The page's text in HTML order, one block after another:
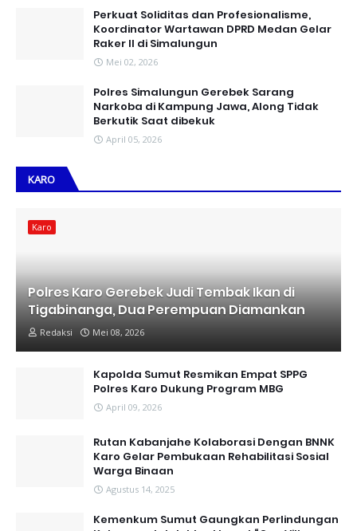
Perkuat Soliditas dan Profesionalisme,
Koordinator Wartawan DPRD Medan Gelar
Raker II di Simalungun
Mei 02, 2026
Polres Simalungun Gerebek Sarang
Narkoba di Kampung Jawa, Along Tidak
Berkutik Saat dibekuk
April 05, 2026
KARO
Karo
Polres Karo Gerebek Judi Tembak Ikan di
Tigabinanga, Dua Perempuan Diamankan
Redaksi Mei 08, 2026
Kapolda Sumut Resmikan Empat SPPG
Polres Karo Dukung Program MBG
April 09, 2026
Rutan Kabanjahe Kolaborasi Dengan BNNK
Karo Gelar Pembukaan Rehabilitasi Sosial
Warga Binaan
Agustus 14, 2025
Kemenkum Sumut Gaungkan Perlindungan